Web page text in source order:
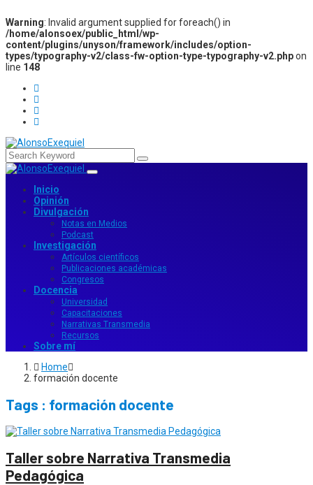
Warning: Invalid argument supplied for foreach() in
/home/alonsoex/public_html/wp-
content/plugins/unyson/framework/includes/option-
types/typography-v2/class-fw-option-type-typography-v2.phpon
line 148
Inicio
Opinión
Divulgación
Notas en Medios
Podcast
Investigación
Artículos científicos
Publicaciones académicas
Congresos
Docencia
Universidad
Capacitaciones
Narrativas Transmedia
Recursos
Sobre mí
Home
formación docente
Tags : formación docente
Taller sobre Narrativa Transmedia
Pedagógica